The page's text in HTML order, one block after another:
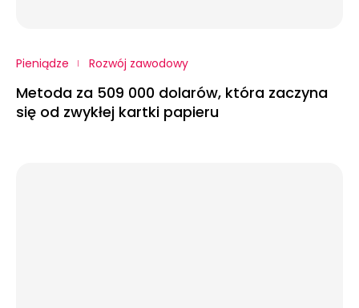
Pieniądze Rozwój zawodowy
Metoda za 509 000 dolarów, która zaczyna
się od zwykłej kartki papieru